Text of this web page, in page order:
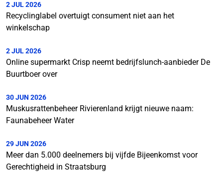
2 JUL 2026
Recyclinglabel overtuigt consument niet aan het
winkelschap
2 JUL 2026
Online supermarkt Crisp neemt bedrijfslunch-aanbieder De
Buurtboer over
30 JUN 2026
Muskusrattenbeheer Rivierenland krijgt nieuwe naam:
Faunabeheer Water
29 JUN 2026
Meer dan 5.000 deelnemers bij vijfde Bijeenkomst voor
Gerechtigheid in Straatsburg